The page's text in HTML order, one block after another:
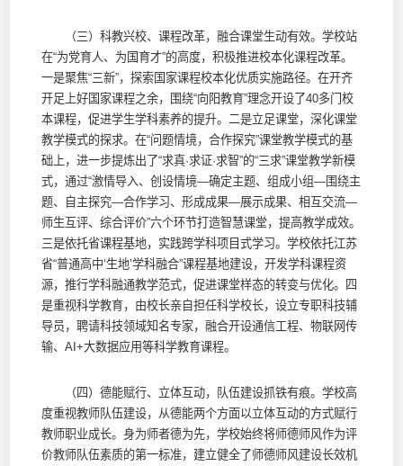
（三）科教兴校、课程改革，融合课堂生动有效。学校站
在“为党育人、为国育才”的高度，积极推进校本化课程改革。
一是聚焦“三新”，探索国家课程校本化优质实施路径。在开齐
开足上好国家课程之余，围绕“向阳教育”理念开设了40多门校
本课程，促进学生学科素养的提升。二是立足课堂，深化课堂
教学模式的探求。在“问题情境，合作探究”课堂教学模式的基
础上，进一步提炼出了“求真·求证·求智”的“三求”课堂教学新模
式，通过“激情导入、创设情境—确定主题、组成小组—围绕主
题、自主探究—合作学习、形成成果—展示成果、相互交流—
师生互评、综合评价”六个环节打造智慧课堂，提高教学成效。
三是依托省课程基地，实践跨学科项目式学习。学校依托江苏
省“普通高中‘生地’学科融合”课程基地建设，开发学科课程资
源，推行学科融通教学范式，促进课堂样态的转变与优化。四
是重视科学教育，由校长亲自担任科学校长，设立专职科技辅
导员，聘请科技领域知名专家，融合开设通信工程、物联网传
输、AI+大数据应用等科学教育课程。
（四）德能赋行、立体互动，队伍建设抓铁有痕。学校高
度重视教师队伍建设，从德能两个方面以立体互动的方式赋行
教师职业成长。身为师者德为先，学校始终将师德师风作为评
价教师队伍素质的第一标准，建立健全了师德师风建设长效机